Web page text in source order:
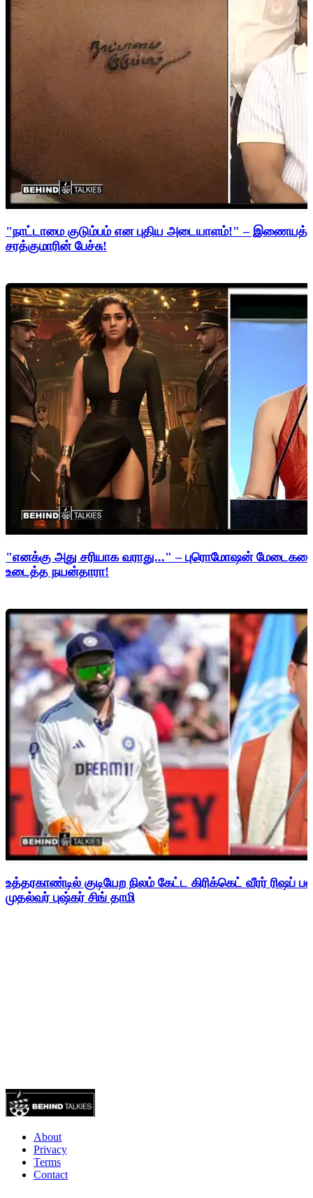
"நாட்டாமை குடும்பம் என புதிய அடையாளம்!" –
சரத்குமாரின் பேச்சு!
"எனக்கு அது சரியாக வராது..." – புரொமோஷன்
உடைத்த நயன்தாரா!
உத்தரகாண்டில் குடியேற நிலம் கேட்ட கிரிக்கெட் வீரர்
முதல்வர் புஷ்கர் சிங் தாமி
About
Privacy
Terms
Contact